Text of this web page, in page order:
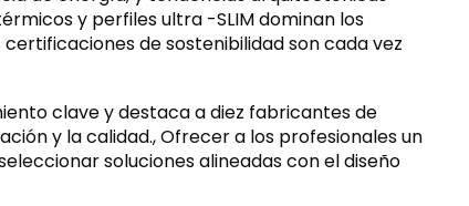
y perfiles ultra -SLIM dominan los
de sostenibilidad son cada vez
clave y destaca a diez fabricantes de
y la calidad., Ofrecer a los profesionales un
soluciones alineadas con el diseño